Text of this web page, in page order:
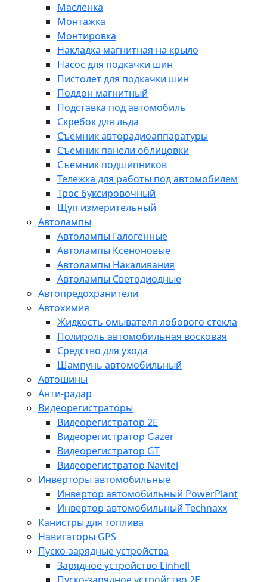
Масленка
Монтажка
Монтировка
Накладка магнитная на крыло
Насос для подкачки шин
Пистолет для подкачки шин
Поддон магнитный
Подставка под автомобиль
Скребок для льда
Съемник авторадиоаппаратуры
Съемник панели облицовки
Съемник подшипников
Тележка для работы под автомобилем
Трос буксировочный
Щуп измерительный
Автолампы
Автолампы Галогенные
Автолампы Ксеноновые
Автолампы Накаливания
Автолампы Светодиодные
Автопредохранители
Автохимия
Жидкость омывателя лобового стекла
Полироль автомобильная восковая
Средство для ухода
Шампунь автомобильный
Автошины
Анти-радар
Видеорегистраторы
Видеорегистратор 2E
Видеорегистратор Gazer
Видеорегистратор GT
Видеорегистратор Navitel
Инверторы автомобильные
Инвертор автомобильный PowerPlant
Инвертор автомобильный Technaxx
Канистры для топлива
Навигаторы GPS
Пуско-зарядные устройства
Зарядное устройство Einhell